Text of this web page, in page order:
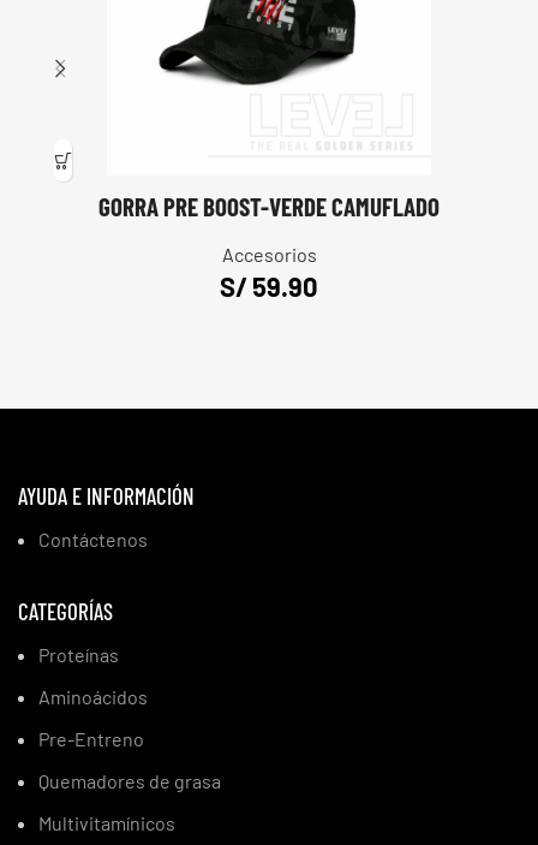
GORRA PRE BOOST-VERDE CAMUFLADO
Accesorios
S/
AYUDA E INFORMACIÓN
Contáctenos
CATEGORÍAS
Proteínas
Aminoácidos
Pre-Entreno
Quemadores de grasa
Multivitamínicos